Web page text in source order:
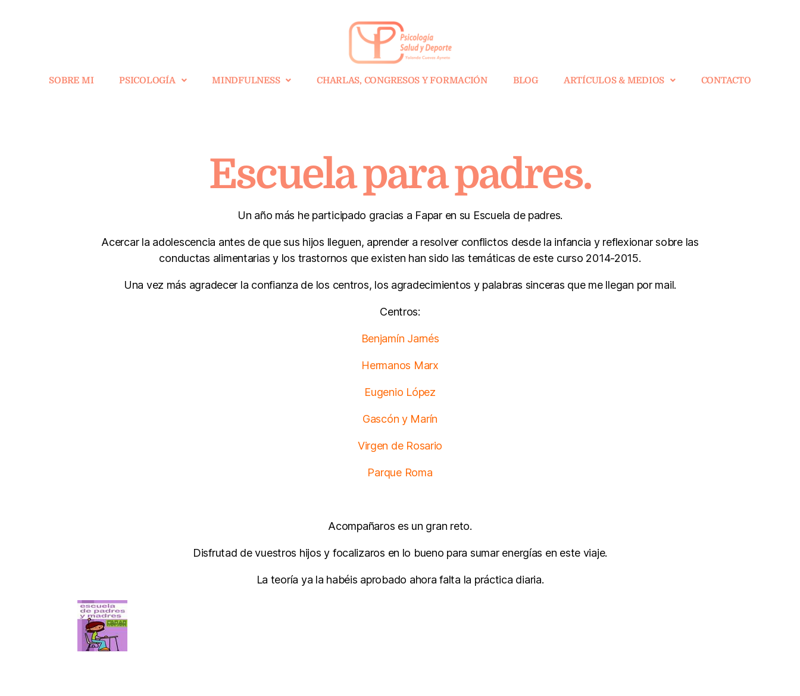
SOBRE MI PSICOLOGÍA MINDFULNESS CHARLAS, CONGRESOS Y FORMACIÓN BLOG ARTÍCULOS & MEDIOS CONTACTO
Escuela para padres.
Un año más he participado gracias a Fapar en su Escuela de padres.
Acercar la adolescencia antes de que sus hijos lleguen, aprender a resolver conflictos desde la infancia y reflexionar sobre las
conductas alimentarias y los trastornos que existen han sido las temáticas de este curso 2014-2015.
Una vez más agradecer la confianza de los centros, los agradecimientos y palabras sinceras que me llegan por mail.
Centros:
Benjamín Jarnés
Hermanos Marx
Eugenio López
Gascón y Marín
Virgen de Rosario
Parque Roma
Acompañaros es un gran reto.
Disfrutad de vuestros hijos y focalizaros en lo bueno para sumar energías en este viaje.
La teoría ya la habéis aprobado ahora falta la práctica diaria.